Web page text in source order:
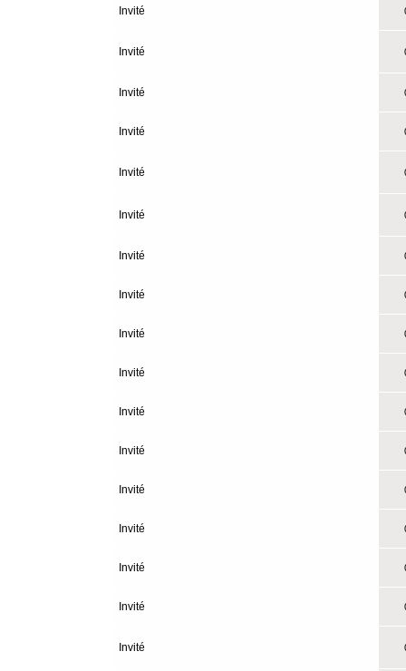
Invité
Invité
Invité
Invité
Invité
Invité
Invité
Invité
Invité
Invité
Invité
Invité
Invité
Invité
Invité
Invité
Invité